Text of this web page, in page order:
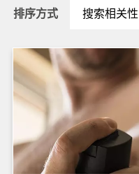
排序方式 搜索相关性